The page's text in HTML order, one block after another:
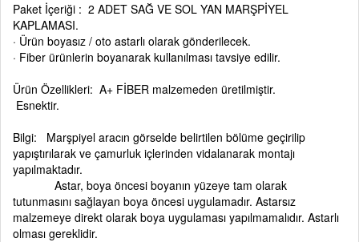
Paket İçeriği : 2 ADET SAĞ VE SOL YAN MARŞPİYEL
KAPLAMASI.
· Ürün boyasız / oto astarlı olarak gönderilecek.
· Fiber ürünlerin boyanarak kullanılması tavsiye edilir.
Ürün Özellikleri: A+ FİBER malzemeden üretilmiştir.
Esnektir.
Bilgi: Marşpiyel aracın görselde belirtilen bölüme geçirilip
yapıştırılarak ve çamurluk içlerinden vidalanarak montajı
yapılmaktadır.
Astar, boya öncesi boyanın yüzeye tam olarak
tutunmasını sağlayan boya öncesi uygulamadır. Astarsız
malzemeye direkt olarak boya uygulaması yapılmamalıdır. Astarlı
olması gereklidir.